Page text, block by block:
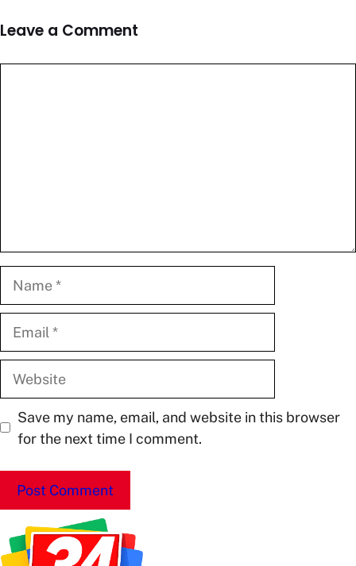
Leave a Comment
Website
Save my name, email, and website in this browser
for the next time I comment.